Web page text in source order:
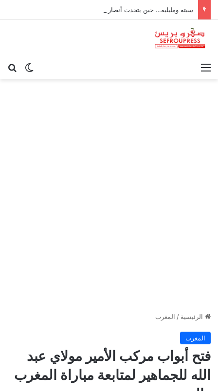
سبتة ومليلية… حين يتحدث أنصار الديمقراطية بلسان الاستعمار
الوضع القائمة
الرئيسية / المغرب
المغرب
فتح أبواب مركب الأمير مولاي عبد
الله للجماهير لمتابعة مباراة المغرب